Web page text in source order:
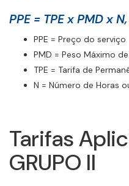
PPE = TPE x PMD x N,
PPE = Preço do serviço
PMD = Peso Máximo
TPE = Tarifa de
N = Número de Horas
Tarifas
GRUPO II